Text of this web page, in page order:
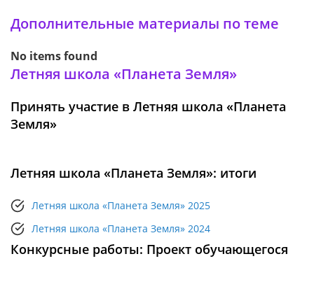
Дополнительные материалы по теме
No items found
Летняя школа «Планета Земля»
Принять участие в Летняя школа «Планета
Земля»
Летняя школа «Планета Земля»: итоги
Летняя школа «Планета Земля» 2025
Летняя школа «Планета Земля» 2024
Конкурсные работы: Проект обучающегося